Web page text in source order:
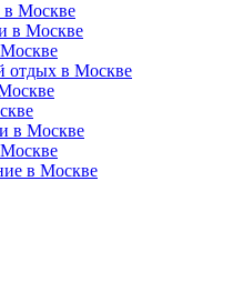
в Москве
в Москве
отдых в Москве
в Москве
в Москве